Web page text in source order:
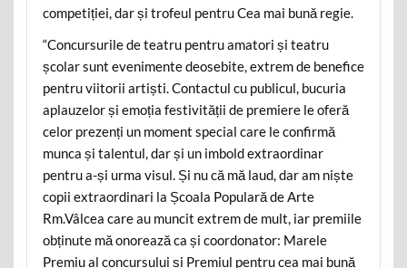
competiției, dar și trofeul pentru Cea mai bună regie.
“Concursurile de teatru pentru amatori și teatru
școlar sunt evenimente deosebite, extrem de benefice
pentru viitorii artiști. Contactul cu publicul, bucuria
aplauzelor și emoția festivității de premiere le oferă
celor prezenți un moment special care le confirmă
munca și talentul, dar și un imbold extraordinar
pentru a-și urma visul. Și nu că mă laud, dar am niște
copii extraordinari la Școala Populară de Arte
Rm.Vâlcea care au muncit extrem de mult, iar premiile
obținute mă onorează ca și coordonator: Marele
Premiu al concursului și Premiul pentru cea mai bună